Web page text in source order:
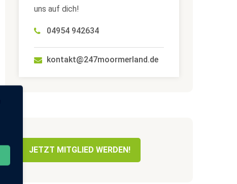
uns auf dich!
04954 942634
kontakt@247moormerland.de
JETZT MITGLIED WERDEN!